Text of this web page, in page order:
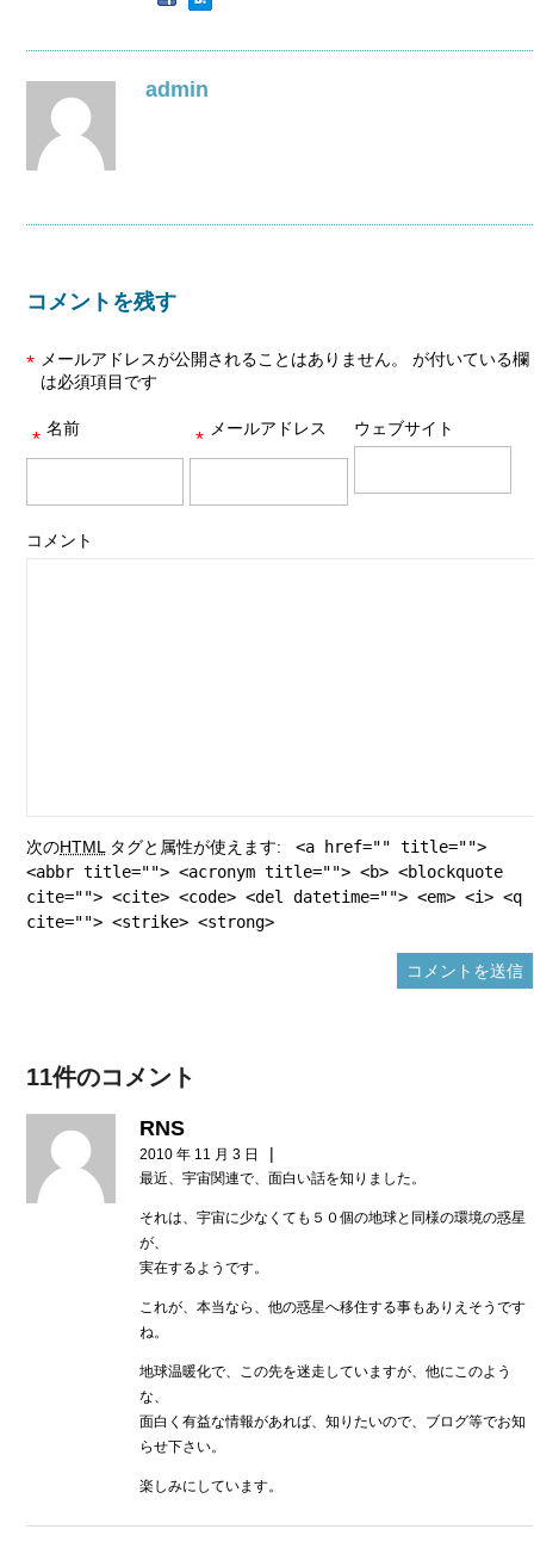
admin
コメントを残す
メールアドレスが公開されることはありません。
*
が付いている欄
は必須項目です
名前
* メールアドレス
* ウェブサイト
コメント
次のHTML タグと属性が使えます:
<a href="" title="">
<abbr title=""> <acronym title=""> <b> <blockquote
cite=""> <cite> <code> <del datetime=""> <em> <i> <q
cite=""> <strike> <strong>
11件のコメント
RNS
2010 年 11 月 3 日 |
最近、宇宙関連で、面白い話を知りました。
それは、宇宙に少なくても５０個の地球と同様の環境の惑星
が、
実在するようです。
これが、本当なら、他の惑星へ移住する事もありえそうです
ね。
地球温暖化で、この先を迷走していますが、他にこのよう
な、
面白く有益な情報があれば、知りたいので、ブログ等でお知
らせ下さい。
楽しみにしています。